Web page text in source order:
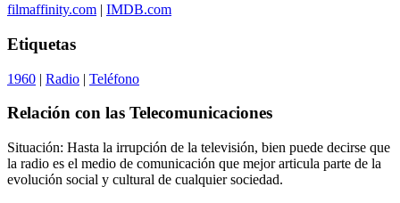
filmaffinity.com | IMDB.com
Etiquetas
1960 | Radio | Teléfono
Relación con las Telecomunicaciones
Situación: Hasta la irrupción de la televisión, bien puede decirse que
la radio es el medio de comunicación que mejor articula parte de la
evolución social y cultural de cualquier sociedad.